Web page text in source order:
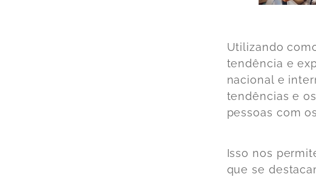
Utilizando
tendência e
nacional e
tendências e
pessoas com
Isso nos
que se